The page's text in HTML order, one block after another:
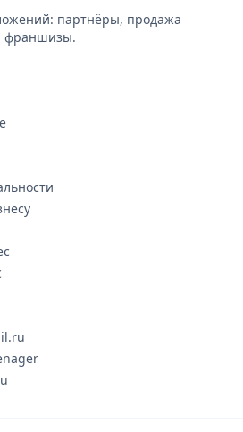
партнёры, продажа
франшизы.